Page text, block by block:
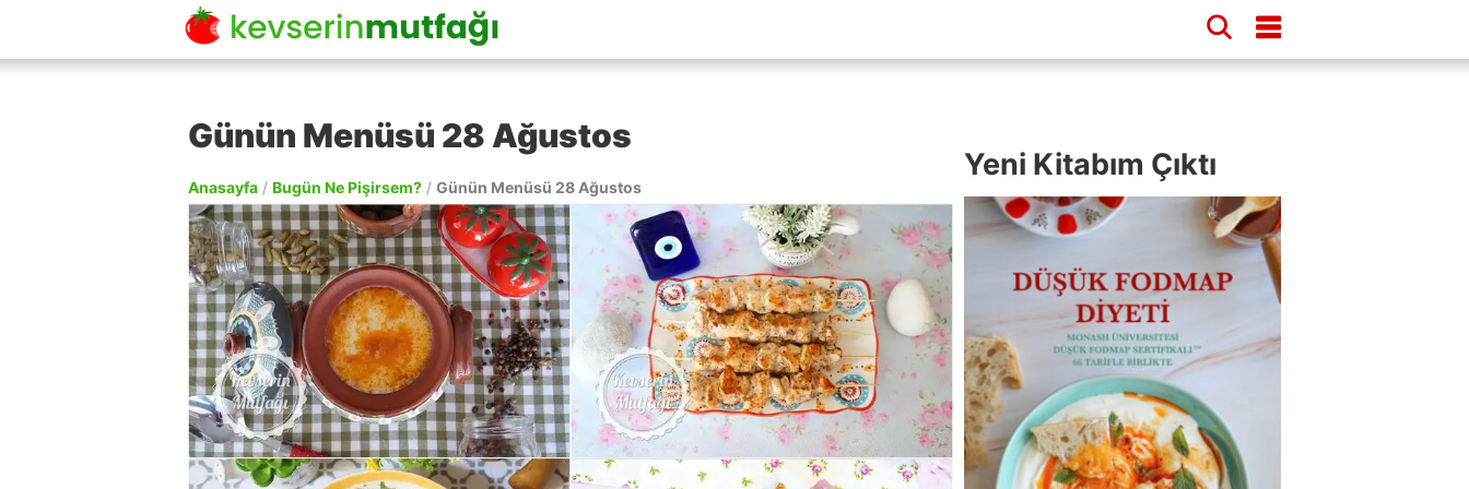
Günün Menüsü 28 Ağustos
Anasayfa / Bugün Ne Pişirsem? / Günün Menüsü 28 Ağustos
Yeni Kitabım Çıktı